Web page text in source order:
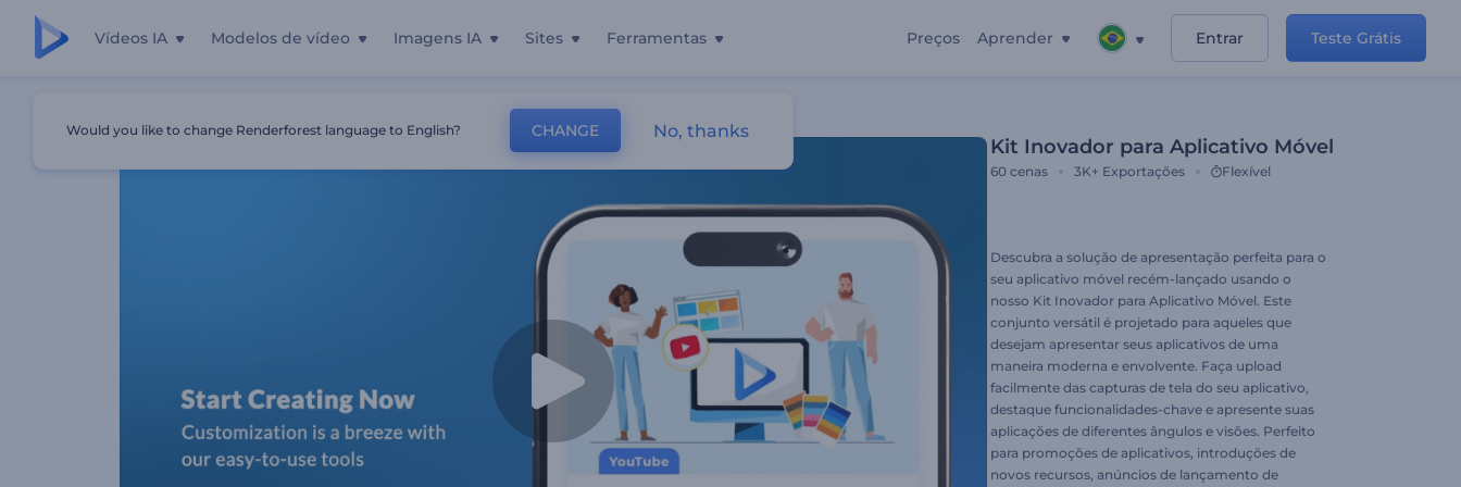
Vídeos IA Modelos de vídeo Imagens IA Sites Ferramentas Preços Aprender Entrar Teste Grátis
Kit Inovador para Aplicativo Móvel
60 cenas 3K+ Exportações Flexível
Descubra a solução de apresentação perfeita para o
seu aplicativo móvel recém-lançado usando o
nosso Kit Inovador para Aplicativo Móvel. Este
conjunto versátil é projetado para aqueles que
desejam apresentar seus aplicativos de uma
maneira moderna e envolvente. Faça upload
facilmente das capturas de tela do seu aplicativo,
destaque funcionalidades-chave e apresente suas
aplicações de diferentes ângulos e visões. Perfeito
para promoções de aplicativos, introduções de
novos recursos, anúncios de lançamento de
Would you like to change Renderforest language to English? CHANGE No, thanks